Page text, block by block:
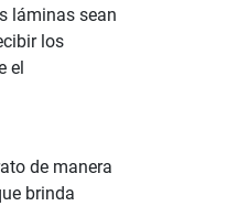
láminas sean
los
el
de manera
brinda